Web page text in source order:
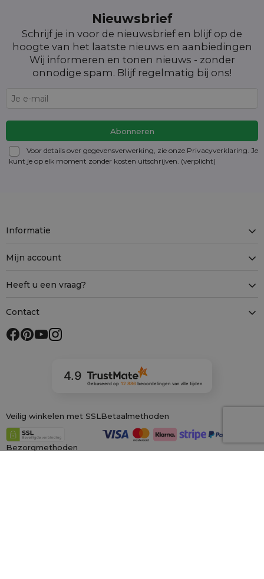
Nieuwsbrief
Schrijf je in voor de nieuwsbrief en blijf op de
hoogte van het laatste nieuws en aanbiedingen
Wij informeren en tonen nieuws - zonder
onnodige spam. Blijf regelmatig bij ons!
Voor details over gegevensverwerking, zie onze Privacyverklaring. Je
kunt je op elk moment zonder kosten uitschrijven . (verplicht)
Informatie
Mijn account
Heeft u een vraag?
Contact
4.9
Gebaseerd op 12 886 beoordelingenvan alle tijden
Veilig winkelen met SSL Betaalmethoden
Bezorgmethoden